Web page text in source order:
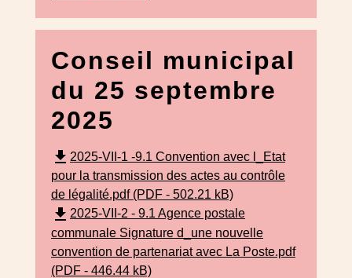
Conseil municipal
du 25 septembre
2025
file_download 2025-VII-1 -9.1 Convention avec l_Etat
pour la transmission des actes au contrôle
de légalité.pdf (PDF - 502.21 kB)
file_download 2025-VII-2 - 9.1 Agence postale
communale Signature d_une nouvelle
convention de partenariat avec La Poste.pdf
(PDF - 446.44 kB)